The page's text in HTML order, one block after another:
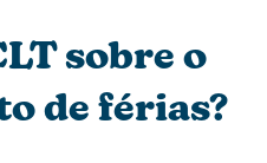
sobre o
de férias?